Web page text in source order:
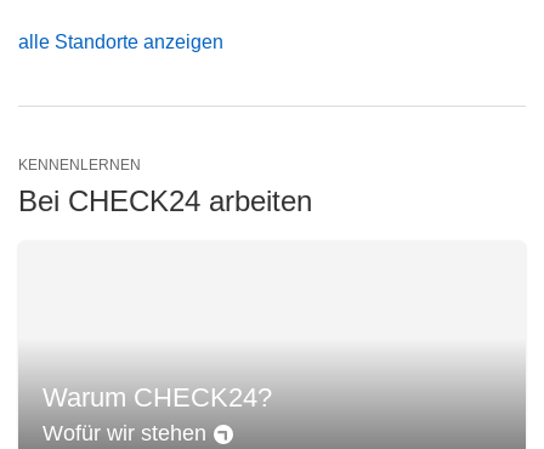
alle Standorte anzeigen
KENNENLERNEN
Bei CHECK24 arbeiten
Warum CHECK24?
Wofür wir stehen